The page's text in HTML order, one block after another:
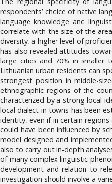
respondents’ choice of native
language knowledge and
correlate with the size of the
diversity, a higher level of
has also revealed attitudes
large cities and 70% in smaller
Lithuanian urban residents can
strongest position in middle-
ethnographic regions of the
characterized by a strong local
local dialect in towns has been
identity, even if in certain
could have been influenced by
model designed and
also to carry out in-depth
of many complex linguistic
development and relation to
investigation should involve a